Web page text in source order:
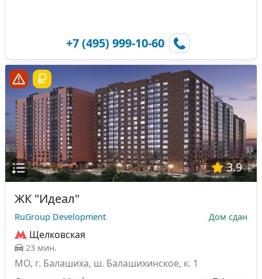
+7 (495) 999-10-60
3.9
ЖК "Идеал"
RuGroup Development Дом сдан
Щелковская
23 мин.
МО, г. Балашиха, ш. Балашихинское, к. 1